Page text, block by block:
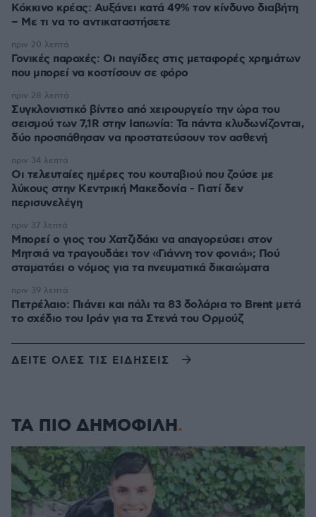
Κόκκινο κρέας: Αυξάνει κατά 49% τον κίνδυνο διαβήτη
– Με τι να το αντικαταστήσετε
Γονικές παροχές: Οι παγίδες στις μεταφορές χρημάτων
που μπορεί να κοστίσουν σε φόρο
πριν 20 λεπτά
Συγκλονιστικό βίντεο από χειρουργείο την ώρα του
σεισμού των 7,1R στην Ιαπωνία: Τα πάντα κλυδωνίζονται,
δύο προσπάθησαν να προστατεύσουν τον ασθενή
πριν 28 λεπτά
Οι τελευταίες ημέρες του κουταβιού που ζούσε με
λύκους στην Κεντρική Μακεδονία - Γιατί δεν
περισυνελέγη
πριν 34 λεπτά
Μπορεί ο γιος του Χατζιδάκι να απαγορεύσει στον
Μητσιά να τραγουδάει τον «Γιάννη τον φονιά»; Πού
σταματάει ο νόμος για τα πνευματικά δικαιώματα
πριν 37 λεπτά
Πετρέλαιο: Πιάνει και πάλι τα 83 δολάρια το Brent μετά
το σχέδιο του Ιράν για τα Στενά του Ορμούζ
πριν 39 λεπτά
ΔΕΙΤΕ ΟΛΕΣ ΤΙΣ ΕΙΔΗΣΕΙΣ
ΤΑ ΠΙΟ ΔΗΜΟΦΙΛΗ